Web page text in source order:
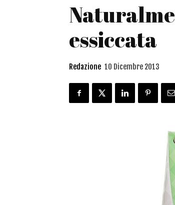
essiccata
Redazione 10 Dicembre 2013